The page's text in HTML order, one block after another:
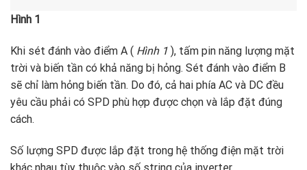
Hình 1
Khi sét đánh vào điểm A ( Hình 1 ), tấm pin năng lượng mặt
trời và biến tần có khả năng bị hỏng. Sét đánh vào điểm B
sẽ chỉ làm hỏng biến tần. Do đó, cả hai phía AC và DC đều
yêu cầu phải có SPD phù hợp được chọn và lắp đặt đúng
cách.
Số lượng SPD được lắp đặt trong hệ thống điện mặt trời